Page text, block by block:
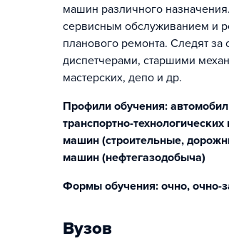
машин различного
сервисным обслуживанием и
планового ремонта. Следят
диспетчерами, старшими
мастерских, депо и др.
Профили обучения:
транспортно-
машин (строительные,
машин (нефтегазодобыча)
Формы обучения: очно, очно-
Вузов